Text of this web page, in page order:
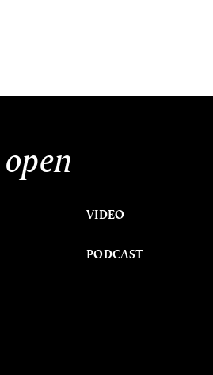
VIDEO
PODCAST